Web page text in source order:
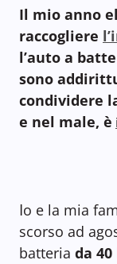
Il mio anno
raccogliere
l’auto a
sono
condividere
e nel male, è
di
Io e la mia
scorso ad
batteria da 40